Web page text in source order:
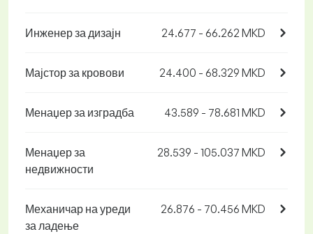
Инженер за дизајн 24.677 - 66.262 MKD
Мајстор за кровови 24.400 - 68.329 MKD
Менаџер за изградба 43.589 - 78.681 MKD
Менаџер за
недвижности
28.539 - 105.037 MKD
Механичар на уреди
за ладење
26.876 - 70.456 MKD